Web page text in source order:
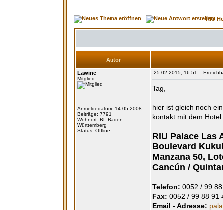
RIU
Autor
Lawine
Mitglied
Anmeldedatum: 14.05.2008
Beiträge: 7791
Wohnort: BL Baden -
Württemberg
Status: Offline
25.02.2015, 16:51
Tag,
hier ist gleich noch
kontakt mit dem
RIU Palace Las
Boulevard
Manzana 50,
Cancún /
Telefon: 0052 / 99
Fax: 0052 / 99 88 91
Email - Adresse: